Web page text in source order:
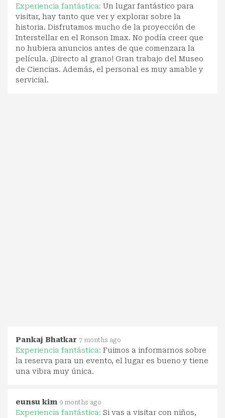
Experiencia fantástica: Un lugar fantástico para
visitar, hay tanto que ver y explorar sobre la
historia. Disfrutamos mucho de la proyección de
Interstellar en el Ronson Imax. No podía creer que
no hubiera anuncios antes de que comenzara la
película. ¡Directo al grano! Gran trabajo del Museo
de Ciencias. Además, el personal es muy amable y
servicial.
Pankaj Bhatkar 7 months ago
Experiencia fantástica: Fuimos a informarnos sobre
la reserva para un evento, el lugar es bueno y tiene
una vibra muy única.
eunsu kim 9 months ago
Experiencia fantástica: Si vas a visitar con niños,